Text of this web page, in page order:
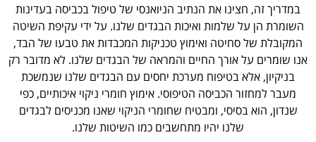
במדריך זה, חצינו את הנתיב הניואנסי של טיפול בכביסה בעדינות
השומרת הן על שלמות ואיכות הבגדים שלנו. על ידי עקיפת השיטה
המקובלת של סחיטה ואימוץ טכניקות המכבדות את טבעו של הבד,
אנו שומרים על אורך החיים והמראה של הבגדים שלנו. לא מדובר רק
בניקיון, אלא בטיפוח מערכת יחסים עם הבגדים שלנו שנמשכת
מעבר למחזור הכביסה הטיפוסי. אימוץ חומרי ניקוי איכותיים, כפי
שנדון, הוא בסיסי, ומבטיח שחומרי הניקוי שאנו מכניסים לבגדים
שלנו יהיו מתחשבים כמו השיטות שלנו.